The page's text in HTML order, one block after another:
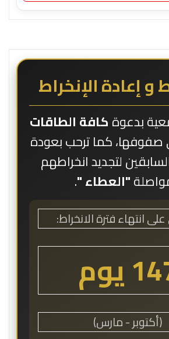
و إعادة الإنخراط
بدعوة كافة الطاقات
صفوفها، كما ترحب بعودة
لتجديد انخراطهم
"العطاء ".
انتهاء فترة الانخراط:
يوم
(أكتوبر - مارس)